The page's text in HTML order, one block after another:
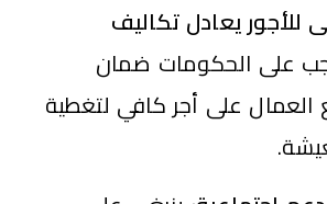
للأجور يعادل تكاليف
على الحكومات ضمان
على أجر كافي لتغطية